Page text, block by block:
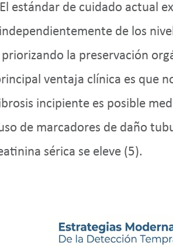
estándar de cuidado actual
de los
la preservación
ventaja clínica es que
incipiente es posible
de marcadores de daño
sérica se eleve (5).